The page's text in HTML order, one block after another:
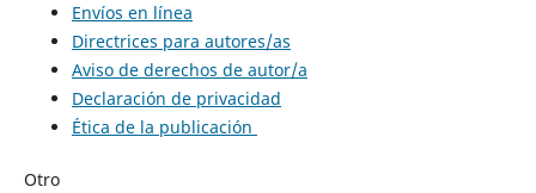
Envíos en línea
Directrices para autores/as
Aviso de derechos de autor/a
Declaración de privacidad
Ética de la publicación
Otro